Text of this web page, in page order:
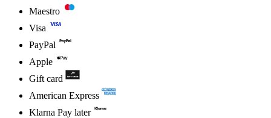
Maestro
Visa
PayPal
Apple
Gift card
American Express
Klarna Pay later